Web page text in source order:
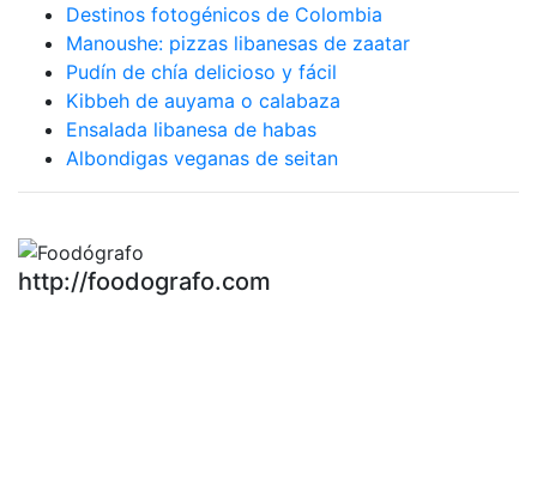
Destinos fotogénicos de Colombia
Manoushe: pizzas libanesas de zaatar
Pudín de chía delicioso y fácil
Kibbeh de auyama o calabaza
Ensalada libanesa de habas
Albondigas veganas de seitan
http://foodografo.com